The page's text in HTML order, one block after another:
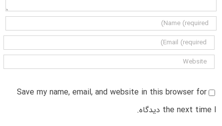
Save my name, email, and website in this browser for
the next time I دیدگاه.